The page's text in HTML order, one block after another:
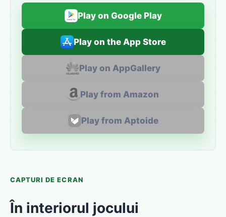
Play on Google Play
Play on the App Store
Play on AppGallery
Play from Amazon
Play from Aptoide
CAPTURI DE ECRAN
În interiorul jocului